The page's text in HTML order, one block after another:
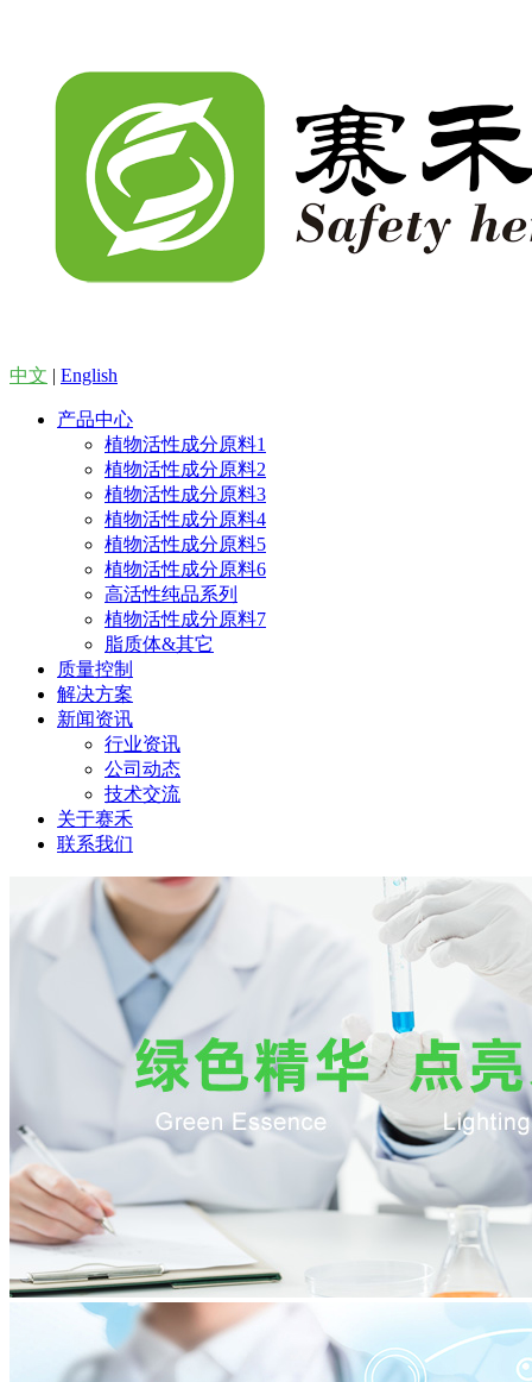
中文 | English
产品中心
植物活性成分原料1
植物活性成分原料2
植物活性成分原料3
植物活性成分原料4
植物活性成分原料5
植物活性成分原料6
高活性纯品系列
植物活性成分原料7
脂质体&其它
质量控制
解决方案
新闻资讯
行业资讯
公司动态
技术交流
关于赛禾
联系我们